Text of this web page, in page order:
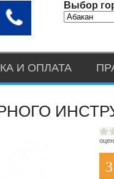
Выбор
И ОПЛАТА